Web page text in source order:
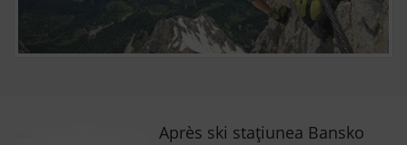
Après ski stațiunea Bansko